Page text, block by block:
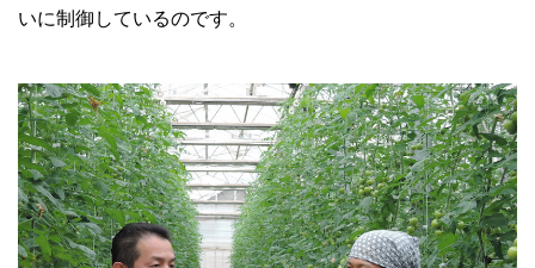
いに制御しているのです。